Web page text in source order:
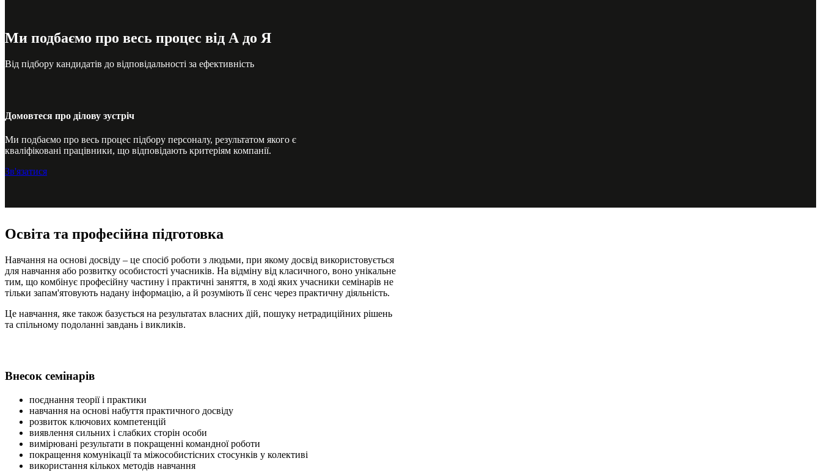
Ми подбаємо про весь процес від А до Я
Від підбору кандидатів до відповідальності за ефективність
Домовтеся про ділову зустріч
Ми подбаємо про весь процес підбору персоналу, результатом якого є
кваліфіковані працівники, що відповідають критеріям компанії.
Зв'язатися
Освіта та професійна підготовка
Навчання на основі досвіду – це спосіб роботи з людьми, при якому досвід використовується
для навчання або розвитку особистості учасників. На відміну від класичного, воно унікальне
тим, що комбінує професійну частину і практичні заняття, в ході яких учасники семінарів не
тільки запам'ятовують надану інформацію, а й розуміють її сенс через практичну діяльність.
Це навчання, яке також базується на результатах власних дій, пошуку нетрадиційних рішень
та спільному подоланні завдань і викликів.
Внесок семінарів
поєднання теорії і практики
навчання на основі набуття практичного досвіду
розвиток ключових компетенцій
виявлення сильних і слабких сторін особи
вимірювані результати в покращенні командної роботи
покращення комунікації та міжособистісних стосунків у колективі
використання кількох методів навчання